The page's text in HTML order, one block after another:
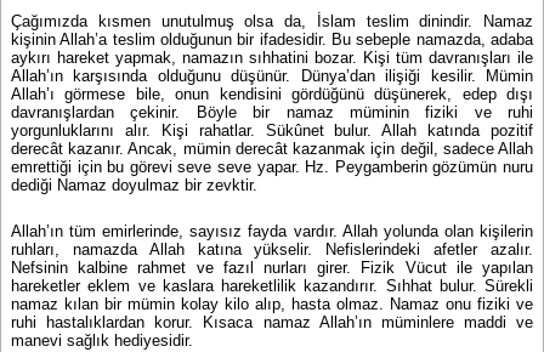
Çağımızda kısmen unutulmuş olsa da, İslam teslim dinindir. Namaz
kişinin Allah’a teslim olduğunun bir ifadesidir. Bu sebeple namazda, adaba
aykırı hareket yapmak, namazın sıhhatini bozar. Kişi tüm davranışları ile
Allah’ın karşısında olduğunu düşünür. Dünya’dan ilişiği kesilir. Mümin
Allah’ı görmese bile, onun kendisini gördüğünü düşünerek, edep dışı
davranışlardan çekinir. Böyle bir namaz müminin fiziki ve ruhi
yorgunluklarını alır. Kişi rahatlar. Sükûnet bulur. Allah katında pozitif
derecât kazanır. Ancak, mümin derecât kazanmak için değil, sadece Allah
emrettiği için bu görevi seve seve yapar. Hz. Peygamberin gözümün nuru
dediği Namaz doyulmaz bir zevktir.
Allah’ın tüm emirlerinde, sayısız fayda vardır. Allah yolunda olan kişilerin
ruhları, namazda Allah katına yükselir. Nefislerindeki afetler azalır.
Nefsinin kalbine rahmet ve fazıl nurları girer. Fizik Vücut ile yapılan
hareketler eklem ve kaslara hareketlilik kazandırır. Sıhhat bulur. Sürekli
namaz kılan bir mümin kolay kilo alıp, hasta olmaz. Namaz onu fiziki ve
ruhi hastalıklardan korur. Kısaca namaz Allah’ın müminlere maddi ve
manevi sağlık hediyesidir.